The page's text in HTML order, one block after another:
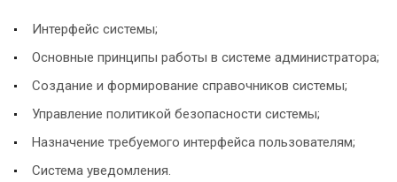
Интерфейс системы;
Основные принципы работы в системе администратора;
Создание и формирование справочников системы;
Управление политикой безопасности системы;
Назначение требуемого интерфейса пользователям;
Система уведомления.